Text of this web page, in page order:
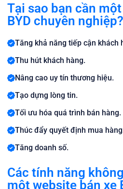
Tại sao bạn cần
BYD chuyên nghiệp?
Tăng khả năng tiếp cận khách
Thu hút khách hàng.
Nâng cao uy tín thương hiệu.
Tạo dựng lòng tin.
Tối ưu hóa quá trình bán hàng.
Thúc đẩy quyết định mua
Tăng doanh số.
Các tính năng
một website bán xe